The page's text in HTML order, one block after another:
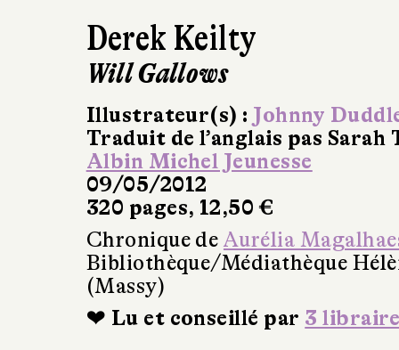
Derek Keilty
Will Gallows
Illustrateur(s) : Johnny
Traduit de l’anglais pas Sarah
Albin Michel Jeunesse
09/05/2012
320 pages, 12,50 €
Chronique de Aurélia
Bibliothèque/Médiathèque
(Massy)
❤ Lu et conseillé par 3